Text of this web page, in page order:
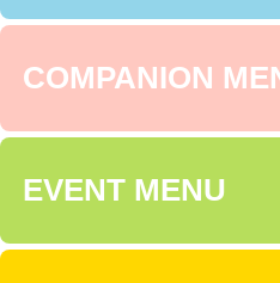
COMPANION
EVENT MENU